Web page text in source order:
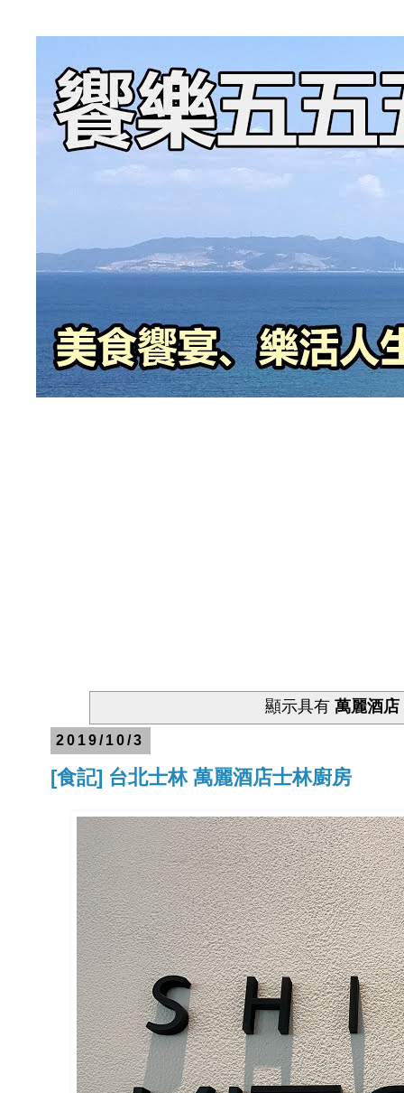
顯示具有 萬麗酒店
2019/10/3
[食記] 台北士林 萬麗酒店士林廚房